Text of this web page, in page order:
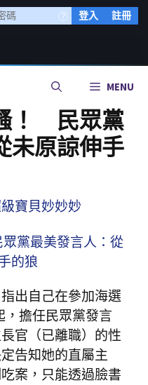
登入 註冊
MENU
！ 民眾黨
未原諒伸手
寶貝妙妙妙
出自己在參加海選
，擔任民眾黨發言
官（已離職）的性
告知她的直屬主
案，只能透過臉書